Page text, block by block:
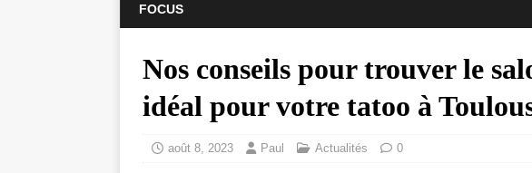
FOCUS
Nos conseils pour trouver le
idéal pour votre tatoo à
août 8, 2023 Paul Actualités 0